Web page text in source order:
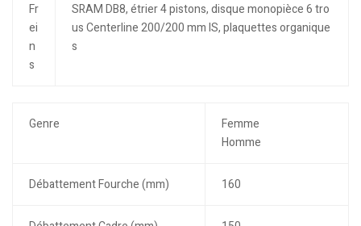
Fr
ei
n
s
SRAM DB8, étrier 4 pistons, disque monopièce 6 tro
us Centerline 200/200 mm IS, plaquettes organique
s
Genre
Femme
Homme
Débattement Fourche (mm) 160